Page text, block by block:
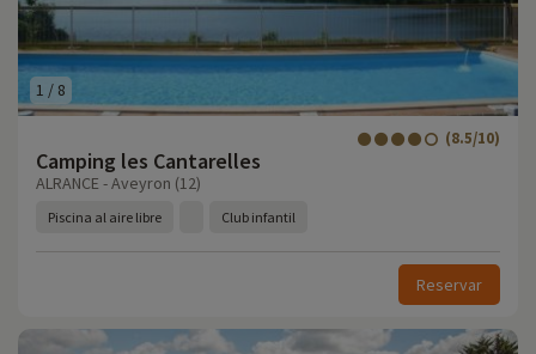
1 / 8
Camping les Cantarelles
(8.5/10)
ALRANCE - Aveyron (12)
Piscina al aire libre Club infantil
Reservar